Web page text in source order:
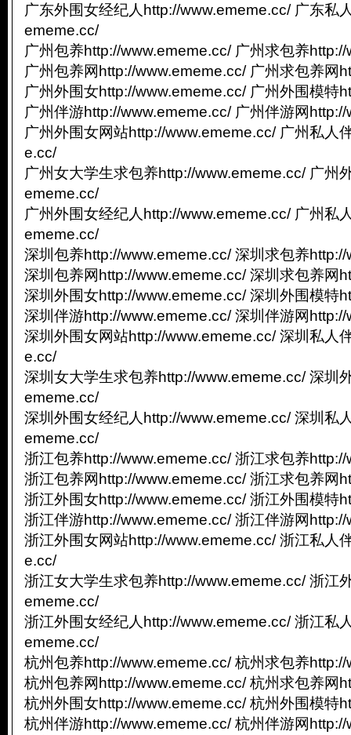
广东外围女经纪人http://www.ememe.cc/ 广东私
ememe.cc/
广州包养http://www.ememe.cc/ 广州求包养
广州包养网http://www.ememe.cc/ 广州求包养网
广州外围女http://www.ememe.cc/ 广州外围模特
广州伴游http://www.ememe.cc/ 广州伴游网
广州外围女网站http://www.ememe.cc/ 广州私人
e.cc/
广州女大学生求包养http://www.ememe.cc/ 广州
ememe.cc/
广州外围女经纪人http://www.ememe.cc/ 广州私
ememe.cc/
深圳包养http://www.ememe.cc/ 深圳求包养
深圳包养网http://www.ememe.cc/ 深圳求包养网
深圳外围女http://www.ememe.cc/ 深圳外围模特
深圳伴游http://www.ememe.cc/ 深圳伴游网
深圳外围女网站http://www.ememe.cc/ 深圳私人
e.cc/
深圳女大学生求包养http://www.ememe.cc/ 深圳
ememe.cc/
深圳外围女经纪人http://www.ememe.cc/ 深圳私
ememe.cc/
浙江包养http://www.ememe.cc/ 浙江求包养
浙江包养网http://www.ememe.cc/ 浙江求包养网
浙江外围女http://www.ememe.cc/ 浙江外围模特
浙江伴游http://www.ememe.cc/ 浙江伴游网
浙江外围女网站http://www.ememe.cc/ 浙江私人
e.cc/
浙江女大学生求包养http://www.ememe.cc/ 浙江
ememe.cc/
浙江外围女经纪人http://www.ememe.cc/ 浙江私
ememe.cc/
杭州包养http://www.ememe.cc/ 杭州求包养
杭州包养网http://www.ememe.cc/ 杭州求包养网
杭州外围女http://www.ememe.cc/ 杭州外围模特
杭州伴游http://www.ememe.cc/ 杭州伴游网